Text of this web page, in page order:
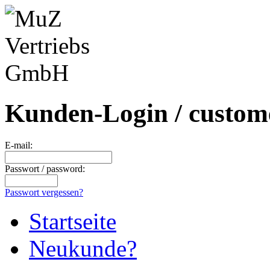
Kunden-Login /
E-mail:
Passwort / password:
Passwort vergessen?
Startseite
Neukunde?